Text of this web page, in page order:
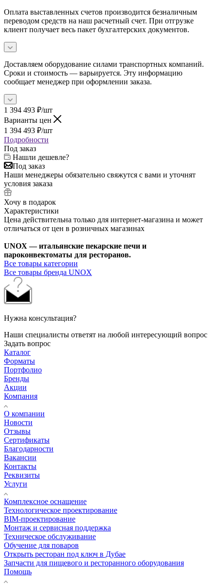
Оплата выставленных счетов производится безналичным
переводом средств на наш расчетный счет. При отгрузке
клиент получает весь пакет бухгалтерских документов.
Доставляем оборудование силами транспортных компаний.
Сроки и стоимость — варьируется. Эту информацию
сообщает менеджер при оформлении заказа.
1 394 493 ₽/шт
Варианты цен
1 394 493 ₽/шт
Подробности
Под заказ
Нашли дешевле?
Под заказ
Наши менеджеры обязательно свяжутся с вами и уточнят
условия заказа
Хочу в подарок
Характеристики
Цена действительна только для интернет-магазина и может
отличаться от цен в розничных магазинах
UNOX — итальянские пекарские печи и
пароконвектоматы для ресторанов.
Все товары категории
Все товары бренда UNOX
Нужна консультация?
Наши специалисты ответят на любой интересующий вопрос
Задать вопрос
Каталог
Форматы
Портфолио
Бренды
Акции
Компания
О компании
Новости
Отзывы
Сертификаты
Благодарности
Вакансии
Контакты
Реквизиты
Услуги
Комплексное оснащение
Технологическое проектирование
BIM-проектирование
Монтаж и сервисная поддержка
Техническое обслуживание
Обучение для поваров
Открыть ресторан под ключ в Дубае
Запчасти для пищевого и ресторанного оборудования
Помощь